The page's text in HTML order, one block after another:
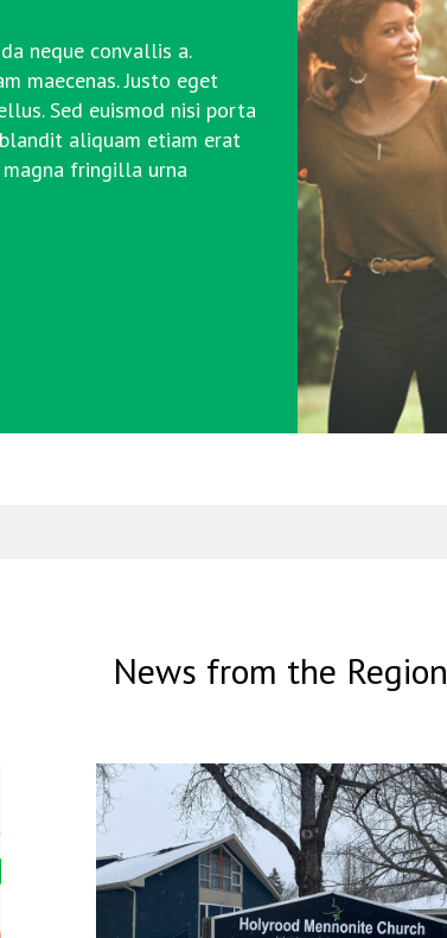
neque convallis a.
maecenas. Justo eget
Sed euismod nisi porta
aliquam etiam erat
fringilla urna
News from the Region